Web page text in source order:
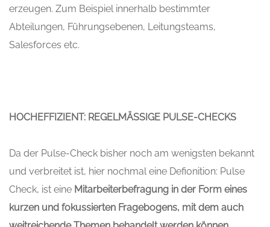
erzeugen. Zum Beispiel innerhalb bestimmter
Abteilungen, Führungsebenen, Leitungsteams,
Salesforces etc.
HOCHEFFIZIENT: REGELMÄSSIGE PULSE-CHECKS
Da der Pulse-Check bisher noch am wenigsten bekannt
und verbreitet ist, hier nochmal eine Defionition: Pulse
Check, ist eine Mitarbeiterbefragung in der Form eines
kurzen und fokussierten Fragebogens, mit dem auch